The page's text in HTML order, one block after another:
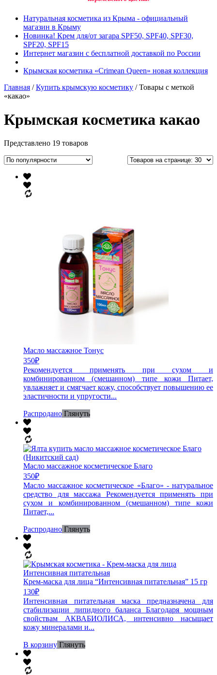
Натуральная косметика из Крыма - официальный
магазин в Крыму
Новинка! Крем для/от загара SPF50, SPF40, SPF30,
SPF20, SPF15
Интернет магазин с бесплатной доставкой по России
Крымская косметика «Crimean Queen» новая коллекция
Главная /Купить крымскую косметику / Товары с меткой
«какао»
Крымская косметика какао
Представлено 19 товаров
Масло массажное Тонус
350₽
Рекомендуется применять при сухом и
комбинированном (смешанном) типе кожи Питает,
увлажняет и смягчает кожу, способствует повышению ее
эластичности и упругости...
Распродано Глянуть
Масло массажное косметическое Благо
350₽
Масло массажное косметическое «Благо» - натуральное
средство для массажа Рекомендуется применять при
сухом и комбинированном (смешанном) типе кожи
Питает,...
Распродано Глянуть
Крем-маска для лица “Интенсивная питательная” 15 гр
130₽
Интенсивная питательная маска предназначена для
стабилизации липидного баланса Благодаря мощным
свойствам АКВАБИОЛИСА, интенсивно насыщает
кожу минералами и...
В корзину Глянуть